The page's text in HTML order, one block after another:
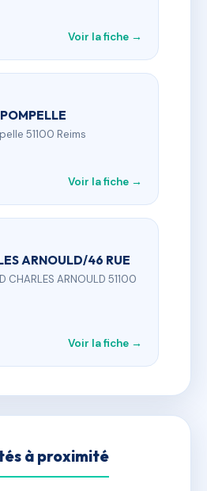
Voir la fiche →
51100 Reims
Voir la fiche →
ARNOULD/46 RUE
CHARLES ARNOULD 51100
Voir la fiche →
à proximité